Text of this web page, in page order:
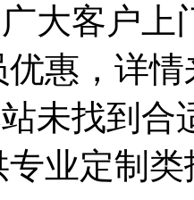
大客户
惠，详
未找到
业定制类